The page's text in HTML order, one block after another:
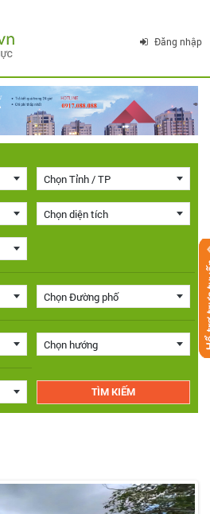
Đăng nhập
Chọn Tỉnh / TP
Chọn diện tích
Chọn Đường phố
Chọn hướng